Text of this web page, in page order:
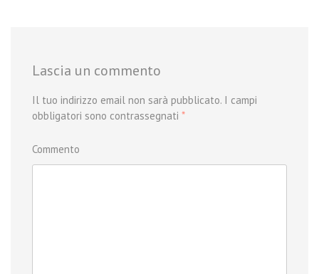
Lascia un commento
Il tuo indirizzo email non sarà pubblicato. I campi
obbligatori sono contrassegnati *
Commento